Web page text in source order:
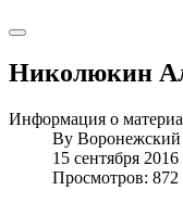
Николюкин
Информация о
By
15 сентября 2016
Просмотров: 872